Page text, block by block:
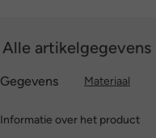
Alle artikelgegevens
Gegevens Materiaal
Informatie over het product